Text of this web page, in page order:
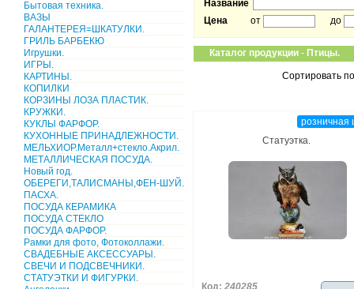
Бытовая техника.
ВАЗЫ
ГАЛАНТЕРЕЯ=ШКАТУЛКИ.
ГРИЛЬ БАРБЕКЮ
Игрушки.
ИГРЫ.
КАРТИНЫ.
КОПИЛКИ
КОРЗИНЫ ЛОЗА ПЛАСТИК.
КРУЖКИ.
КУКЛЫ ФАРФОР.
КУХОННЫЕ ПРИНАДЛЕЖНОСТИ.
МЕЛЬХИОР.Металл+стекло.Акрил.
МЕТАЛЛИЧЕСКАЯ ПОСУДА.
Новый год.
ОБЕРЕГИ,ТАЛИСМАНЫ,ФЕН-ШУЙ.
ПАСХА.
ПОСУДА КЕРАМИКА
ПОСУДА СТЕКЛО
ПОСУДА ФАРФОР.
Рамки для фото, Фотоколлажи.
СВАДЕБНЫЕ АКСЕССУАРЫ.
СВЕЧИ И ПОДСВЕЧНИКИ.
СТАТУЭТКИ И ФИГУРКИ.
Название
Цена
от до
Каталог продукции - Птицы.
Сортировать
розничная
Статуэтка.
Код: 240285